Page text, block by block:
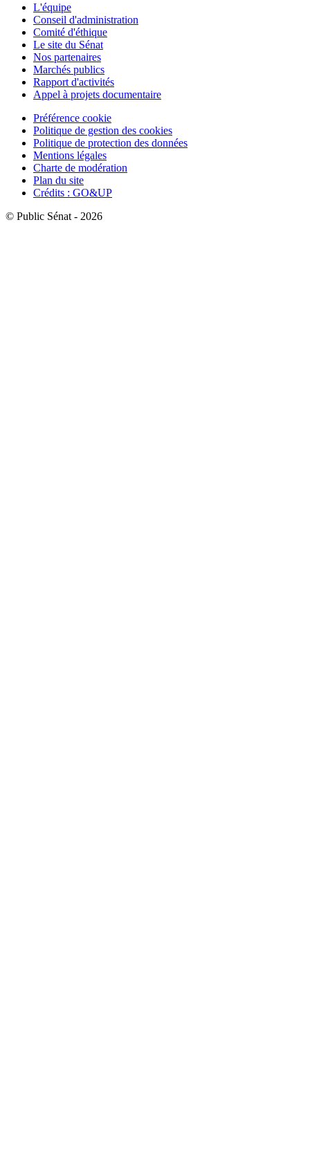
L'équipe
Conseil d'administration
Comité d'éthique
Le site du Sénat
Nos partenaires
Marchés publics
Rapport d'activités
Appel à projets documentaire
Préférence cookie
Politique de gestion des cookies
Politique de protection des données
Mentions légales
Charte de modération
Plan du site
Crédits : GO&UP
© Public Sénat - 2026